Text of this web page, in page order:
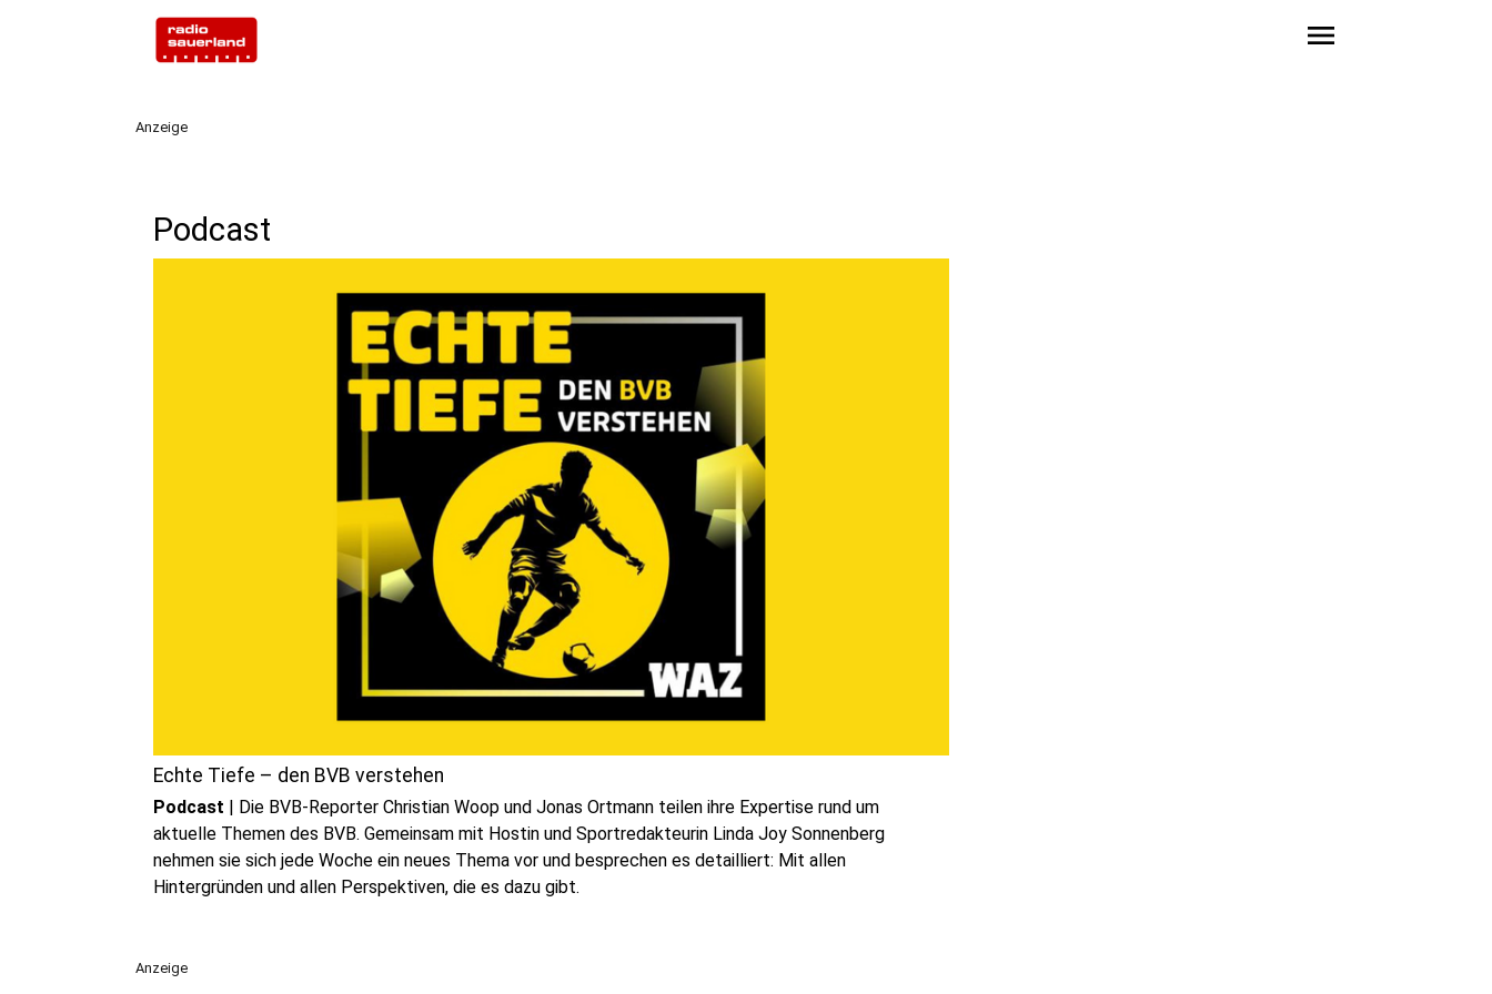
menu
Anzeige
Podcast
Echte Tiefe – den BVB verstehen
Podcast | Die BVB-Reporter Christian Woop und Jonas Ortmann teilen ihre Expertise rund um
aktuelle Themen des BVB. Gemeinsam mit Hostin und Sportredakteurin Linda Joy Sonnenberg
nehmen sie sich jede Woche ein neues Thema vor und besprechen es detailliert: Mit allen
Hintergründen und allen Perspektiven, die es dazu gibt.
Anzeige